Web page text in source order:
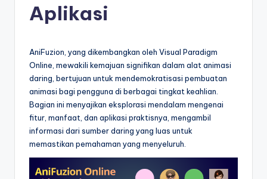
si
Aplikasi
AniFuzion, yang dikembangkan oleh Visual Paradigm
Online, mewakili kemajuan signifikan dalam alat animasi
daring, bertujuan untuk mendemokratisasi pembuatan
animasi bagi pengguna di berbagai tingkat keahlian.
Bagian ini menyajikan eksplorasi mendalam mengenai
fitur, manfaat, dan aplikasi praktisnya, mengambil
informasi dari sumber daring yang luas untuk
memastikan pemahaman yang menyeluruh.